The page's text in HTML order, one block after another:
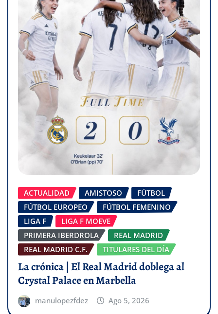
ACTUALIDAD AMISTOSO
FÚTBOL
FÚTBOL EUROPEO
FÚTBOL FEMENINO
LIGA F
LIGA F MOEVE
PRIMERA IBERDROLA
REAL MADRID
REAL MADRID C.F.
TITULARES DEL DÍA
La crónica | El Real Madrid doblega al
Crystal Palace en Marbella
manulopezfdez Ago 5, 2026